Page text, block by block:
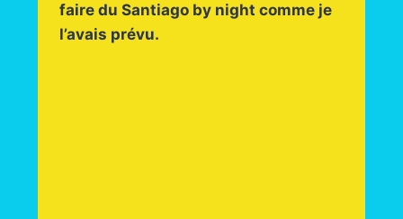
faire du Santiago by night comme je
l’avais prévu.